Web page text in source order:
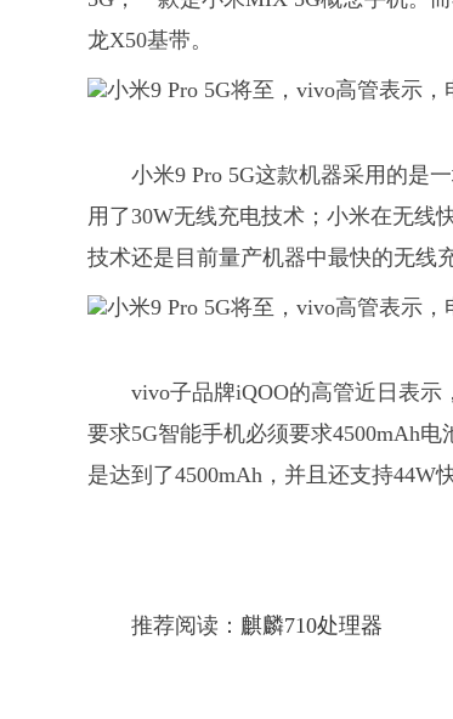
龙X50基带。
小米9 Pro 5G这款机器采用的是
用了30W无线充电技术；小米在无线
技术还是目前量产机器中最快的无线
vivo子品牌iQOO的高管近日表示
要求5G智能手机必须要求4500mAh
是达到了4500mAh，并且还支持44W
推荐阅读： 麒麟710处理器